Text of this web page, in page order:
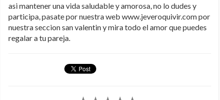
asi mantener una vida saludable y amorosa, no lo dudes y
participa, pasate por nuestra web www.jeveroquivir.com por
nuestra seccion san valentin y mira todo el amor que puedes
regalar a tu pareja.